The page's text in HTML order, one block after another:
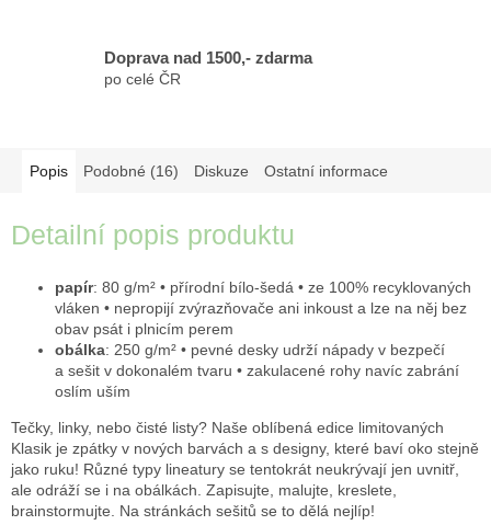
Doprava nad 1500,- zdarma
po celé ČR
Popis Podobné (16) Diskuze Ostatní informace
Detailní popis produktu
papír: 80 g/m² • přírodní bílo-šedá • ze 100% recyklovaných
vláken • nepropijí zvýrazňovače ani inkoust a lze na něj bez
obav psát i plnicím perem
obálka: 250 g/m² • pevné desky udrží nápady v bezpečí
a sešit v dokonalém tvaru • zakulacené rohy navíc zabrání
oslím uším
Tečky, linky, nebo čisté listy? Naše oblíbená edice limitovaných
Klasik je zpátky v nových barvách a s designy, které baví oko stejně
jako ruku! Různé typy lineatury se tentokrát neukrývají jen uvnitř,
ale odráží se i na obálkách. Zapisujte, malujte, kreslete,
brainstormujte. Na stránkách sešitů se to dělá nejlíp!